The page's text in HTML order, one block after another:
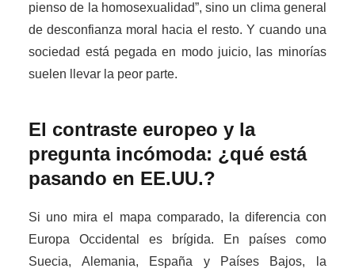
pienso de la homosexualidad”, sino un clima general
de desconfianza moral hacia el resto. Y cuando una
sociedad está pegada en modo juicio, las minorías
suelen llevar la peor parte.
El contraste europeo y la
pregunta incómoda: ¿qué está
pasando en EE.UU.?
Si uno mira el mapa comparado, la diferencia con
Europa Occidental es brígida. En países como
Suecia, Alemania, España y Países Bajos, la